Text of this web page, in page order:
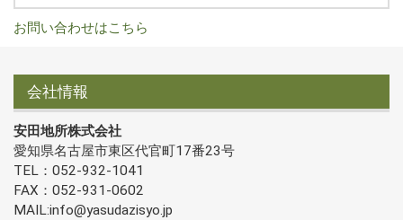
お問い合わせはこちら
会社情報
安田地所株式会社
愛知県名古屋市東区代官町17番23号
TEL：052-932-1041
FAX：052-931-0602
MAIL:info@yasudazisyo.jp